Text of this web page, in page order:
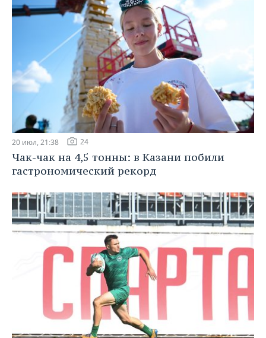
20 июл, 21:38 24
Чак-чак на 4,5 тонны: в Казани побили
гастрономический рекорд